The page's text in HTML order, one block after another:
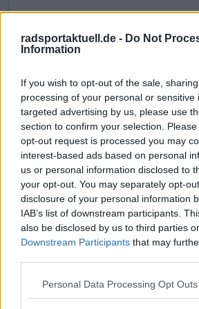
radsportaktuell.de - Do Not
Information
If you wish to opt-out of the sale,
processing of your personal or sensitive
targeted advertising by us, please use
section to confirm your selection.
opt-out request is processed you may
interest-based ads based on personal
us or personal information disclosed to
your opt-out. You may separately opt-
disclosure of your personal information
IAB’s list of downstream participants.
also be disclosed by us to third parties
Downstream Participants that may
Personal Data Processing Opt Outs
Jetzt kostenlos den
Newsletter
Nachdem du auf
einigen Lesern landet
Ordner – überprüfe ihn
Alle wichtigen News,
Rennvorschauen –
Abonnieren
Oliver Ried
Radsportaktuell.de. Er berichtet dort
professionellen Radsport und